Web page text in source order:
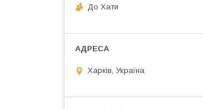
До Хати
Харків, Україна